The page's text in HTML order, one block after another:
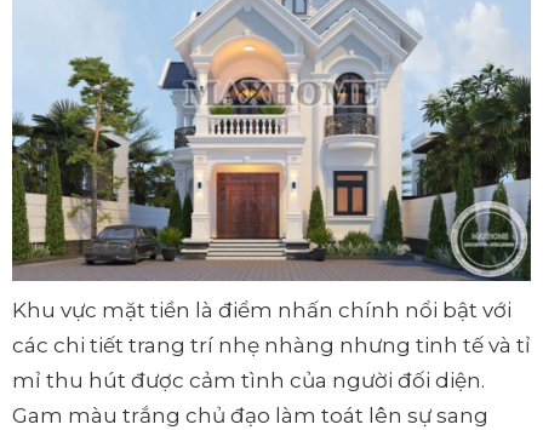
Khu vực mặt tiền là điểm nhấn chính nổi bật với
các chi tiết trang trí nhẹ nhàng nhưng tinh tế và tỉ
mỉ thu hút được cảm tình của người đối diện.
Gam màu trắng chủ đạo làm toát lên sự sang